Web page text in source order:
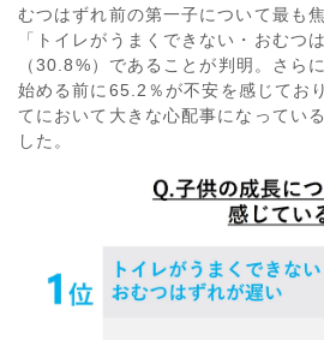
むつはずれ前の第一子について最も
「トイレがうまくできない・おむつ
（30.8%）であることが判明。さら
始める前に65.2％が不安を感じてお
てにおいて大きな心配事になってい
した。